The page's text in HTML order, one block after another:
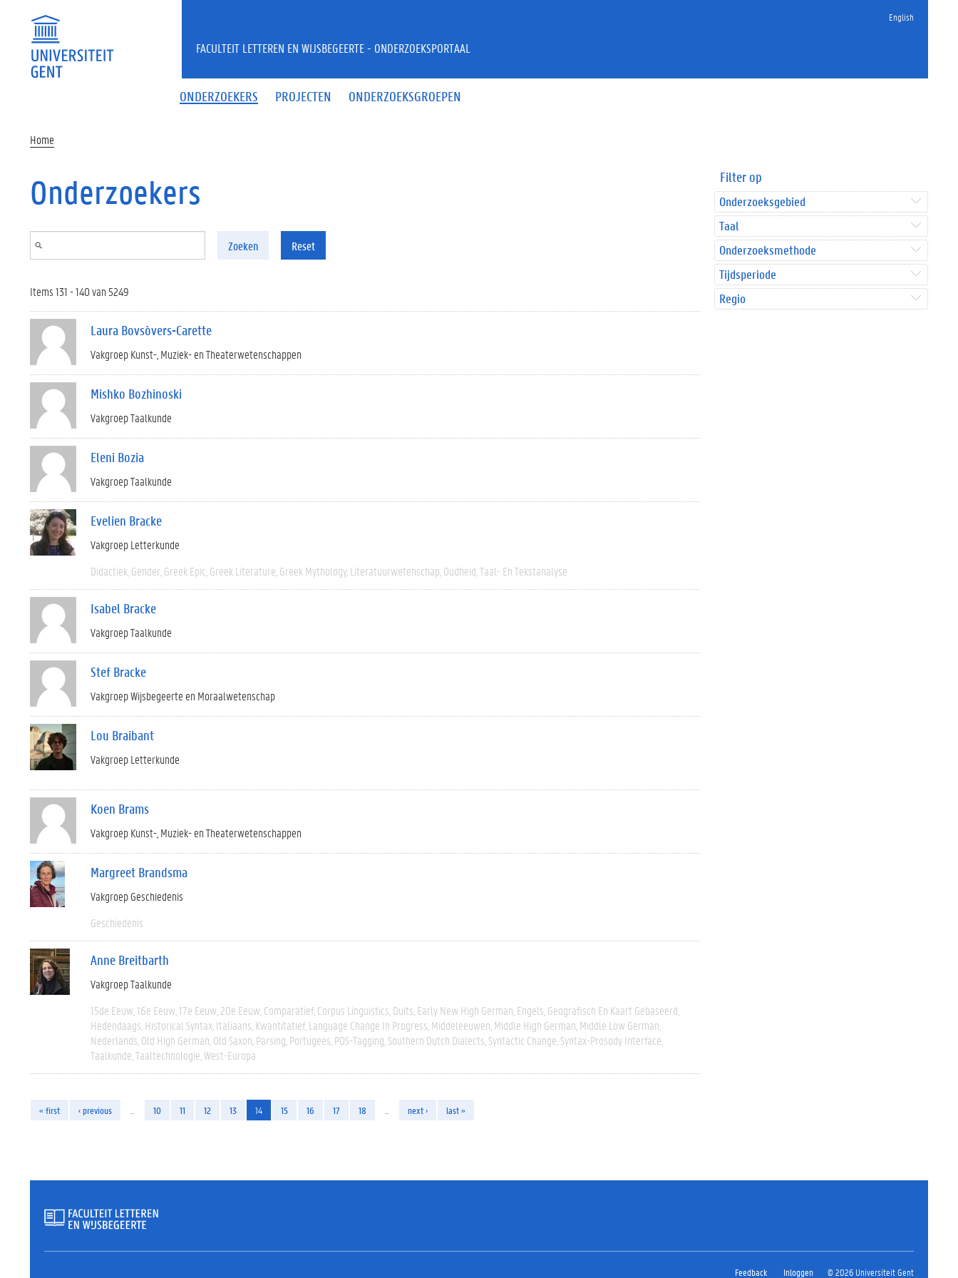
English
ONDERZOEKERS PROJECTEN ONDERZOEKSGROEPEN
FACULTEIT LETTEREN EN WIJSBEGEERTE - ONDERZOEKSPORTAAL
Home
Onderzoekers
Zoeken Reset
Items 131 - 140 van 5249
Laura Bovsòvers-Carette
Vakgroep Kunst-, Muziek- en Theaterwetenschappen
Mishko Bozhinoski
Vakgroep Taalkunde
Eleni Bozia
Vakgroep Taalkunde
Evelien Bracke
Vakgroep Letterkunde
Didactiek Gender Greek Epic Greek Literature Greek Mythology Literatuurwetenschap Oudheid Taal- En Tekstanalyse
Isabel Bracke
Vakgroep Taalkunde
Stef Bracke
Vakgroep Wijsbegeerte en Moraalwetenschap
Lou Braibant
Vakgroep Letterkunde
Koen Brams
Vakgroep Kunst-, Muziek- en Theaterwetenschappen
Margreet Brandsma
Vakgroep Geschiedenis
Geschiedenis
Anne Breitbarth
Vakgroep Taalkunde
15de Eeuw 16e Eeuw 17e Eeuw 20e Eeuw Comparatief Corpus Linguistics Duits Early New High German Engels Geografisch En Kaart Gebaseerd
Hedendaags Historical Syntax Italiaans Kwantitatief Language Change In Progress Middeleeuwen Middle High German Middle Low German
Nederlands Old High German Old Saxon Parsing Portugees POS-Tagging Southern Dutch Dialects Syntactic Change Syntax-Prosody Interface
Taalkunde Taaltechnologie West-Europa
« first ‹ previous 10 11 12 13 14 15 16 17 18 next › last »
Filter op
Onderzoeksgebied
Taal
Onderzoeksmethode
Tijdsperiode
Regio
Feedback Inloggen © 2026 Universiteit Gent